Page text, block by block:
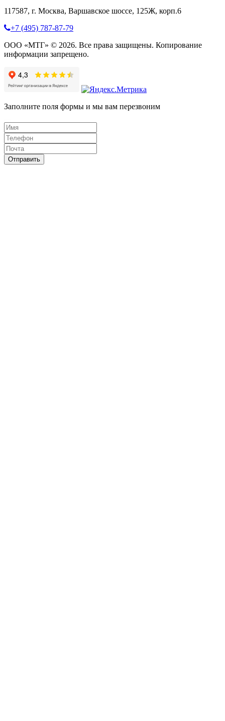
117587, г. Москва, Варшавское шоссе, 125Ж, корп.6
+7 (495) 787-87-79
ООО «МТГ» © 2026. Все права защищены. Копирование
информации запрещено.
Заполните поля формы и мы вам перезвоним
Отправить